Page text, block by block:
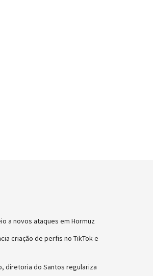
a novos ataques em Hormuz
criação de perfis no TikTok e
diretoria do Santos regulariza